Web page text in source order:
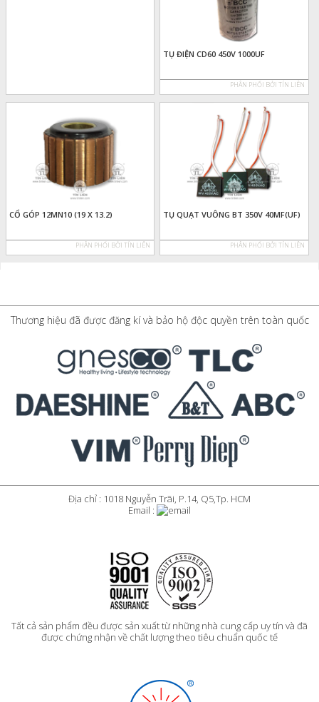
TỤ ĐIỆN CD60 450V 1000UF
PHÂN PHỐI BỞI TÍN LIÊN
CỔ GÓP 12MN10 (19 X 13.2)
PHÂN PHỐI BỞI TÍN LIÊN
TỤ QUẠT VUÔNG BT 350V 40MF(UF)
PHÂN PHỐI BỞI TÍN LIÊN
Thương hiệu đã được đăng kí và bảo hộ độc quyền trên toàn quốc
Địa chỉ : 1018 Nguyễn Trãi, P.14, Q5,Tp. HCM
Email :
Tất cả sản phẩm đều được sản xuất từ những nhà cung cấp uy tín và đã
được chứng nhận về chất lượng theo tiêu chuẩn quốc tế